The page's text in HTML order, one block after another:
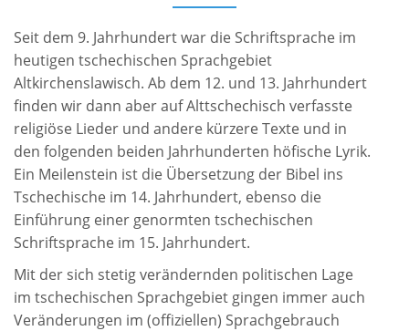
Seit dem 9. Jahrhundert war die Schriftsprache im
heutigen tschechischen Sprachgebiet
Altkirchenslawisch. Ab dem 12. und 13. Jahrhundert
finden wir dann aber auf Alttschechisch verfasste
religiöse Lieder und andere kürzere Texte und in
den folgenden beiden Jahrhunderten höfische Lyrik.
Ein Meilenstein ist die Übersetzung der Bibel ins
Tschechische im 14. Jahrhundert, ebenso die
Einführung einer genormten tschechischen
Schriftsprache im 15. Jahrhundert.
Mit der sich stetig verändernden politischen Lage
im tschechischen Sprachgebiet gingen immer auch
Veränderungen im (offiziellen) Sprachgebrauch